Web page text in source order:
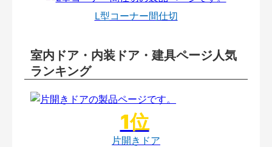
L型コーナー間仕切
室内ドア・内装ドア・建具ページ人気
ランキング
片開きドア